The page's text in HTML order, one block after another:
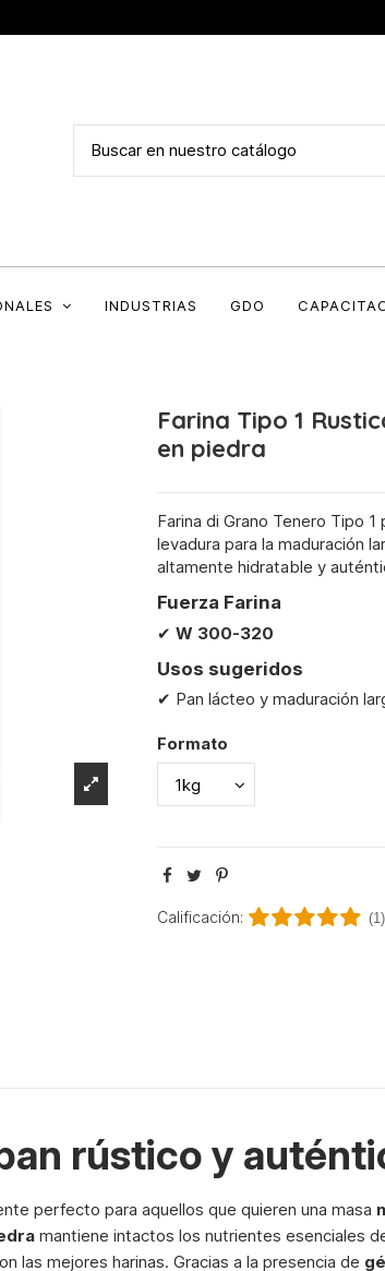
INDUSTRIAS GDO
Farina Tipo 1
en piedra
Farina di Grano Tenero Tipo
levadura para la maduración
altamente hidratable y
Fuerza Farina
✔ W 300-320
Usos sugeridos
✔ Pan lácteo y maduración
Formato
Calificación: (1)
rústico y
perfecto para aquellos que quieren una masa
mantiene intactos los nutrientes esenciales
las mejores harinas. Gracias a la presencia de